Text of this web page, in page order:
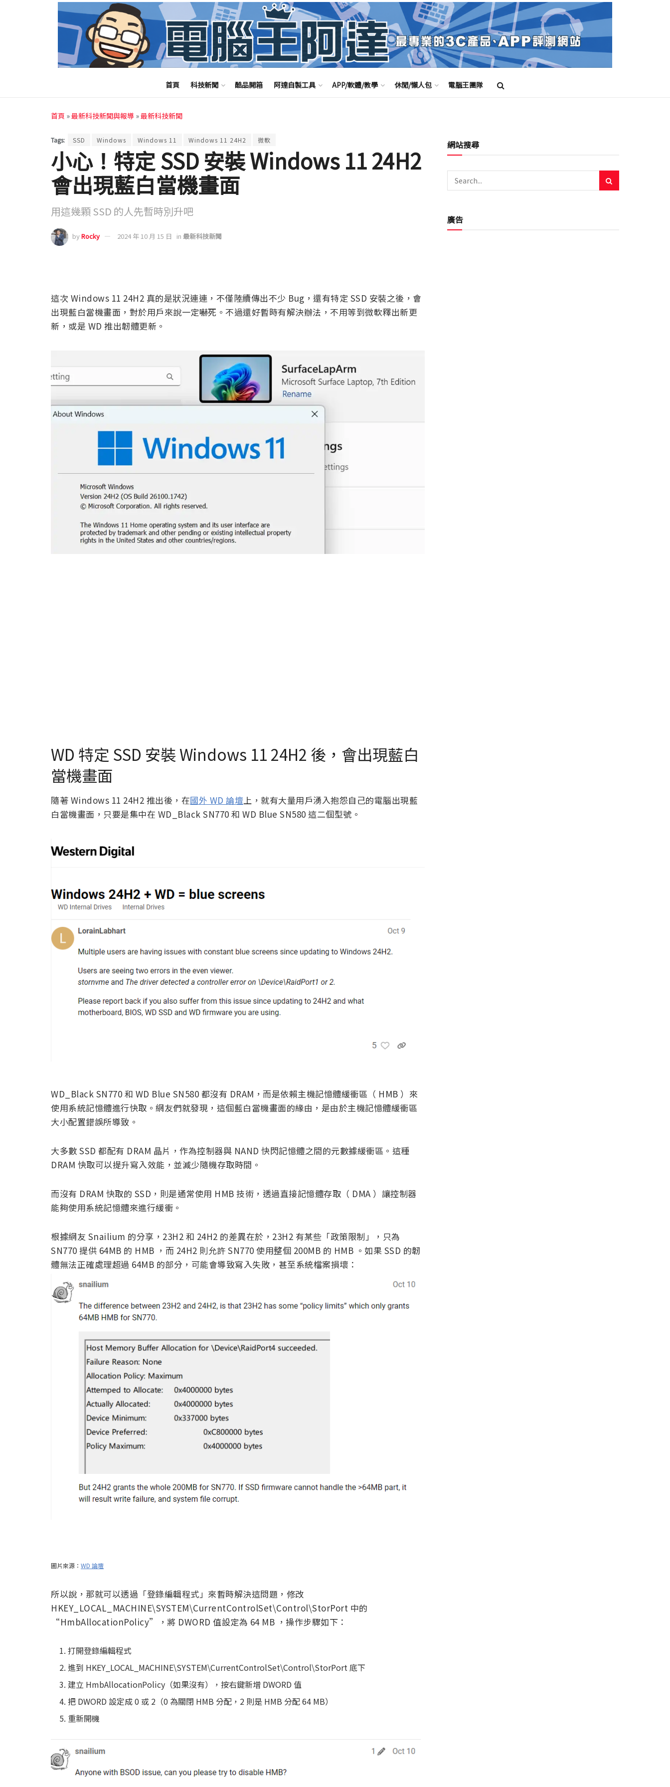
首頁 科技新聞 酷品開箱 阿達自製工具 APP/軟體/教學 休閒/懶人包 電腦王團隊
首頁 »最新科技新聞與報導 »最新科技新聞
Tags: SSD Windows Windows 11 Windows 11 24H2 微軟
小心！特定 SSD 安裝 Windows 11 24H2
會出現藍白當機畫面
用這幾顆 SSD 的人先暫時別升吧
byRocky 2024 年 10 月 15 日 in 最新科技新聞
這次 Windows 11 24H2 真的是狀況連連，不僅陸續傳出不少 Bug，還有特定 SSD 安裝之後，會
出現藍白當機畫面，對於用戶來說一定嚇死。不過還好暫時有解決辦法，不用等到微軟釋出新更
新，或是 WD 推出韌體更新。
WD 特定 SSD 安裝 Windows 11 24H2 後，會出現藍白
當機畫面
隨著 Windows 11 24H2 推出後，在國外 WD 論壇上，就有大量用戶湧入抱怨自己的電腦出現藍
白當機畫面，只要是集中在 WD_Black SN770 和 WD Blue SN580 這二個型號。
WD_Black SN770 和 WD Blue SN580 都沒有 DRAM，而是依賴主機記憶體緩衝區（ HMB ）來
使用系統記憶體進行快取。網友們就發現，這個藍白當機畫面的緣由，是由於主機記憶體緩衝區
大小配置錯誤所導致。
大多數 SSD 都配有 DRAM 晶片，作為控制器與 NAND 快閃記憶體之間的元數據緩衝區。這種
DRAM 快取可以提升寫入效能，並減少隨機存取時間。
而沒有 DRAM 快取的 SSD，則是通常使用 HMB 技術，透過直接記憶體存取（ DMA ）讓控制器
能夠使用系統記憶體來進行緩衝。
根據網友 Snailium 的分享，23H2 和 24H2 的差異在於，23H2 有某些「政策限制」，只為
SN770 提供 64MB 的 HMB ，而 24H2 則允許 SN770 使用整個 200MB 的 HMB 。如果 SSD 的韌
體無法正確處理超過 64MB 的部分，可能會導致寫入失敗，甚至系統檔案損壞：
圖片來源： WD 論壇
所以說，那就可以透過「登錄編輯程式」來暫時解決這問題，修改
HKEY_LOCAL_MACHINE\SYSTEM\CurrentControlSet\Control\StorPort 中的
“HmbAllocationPolicy”，將 DWORD 值設定為 64 MB ，操作步驟如下：
打開登錄編輯程式
進到 HKEY_LOCAL_MACHINE\SYSTEM\CurrentControlSet\Control\StorPort 底下
建立 HmbAllocationPolicy（如果沒有），按右鍵新增 DWORD 值
把 DWORD 設定成 0 或 2（0 為關閉 HMB 分配，2 則是 HMB 分配 64 MB）
重新開機
網站搜尋
廣告